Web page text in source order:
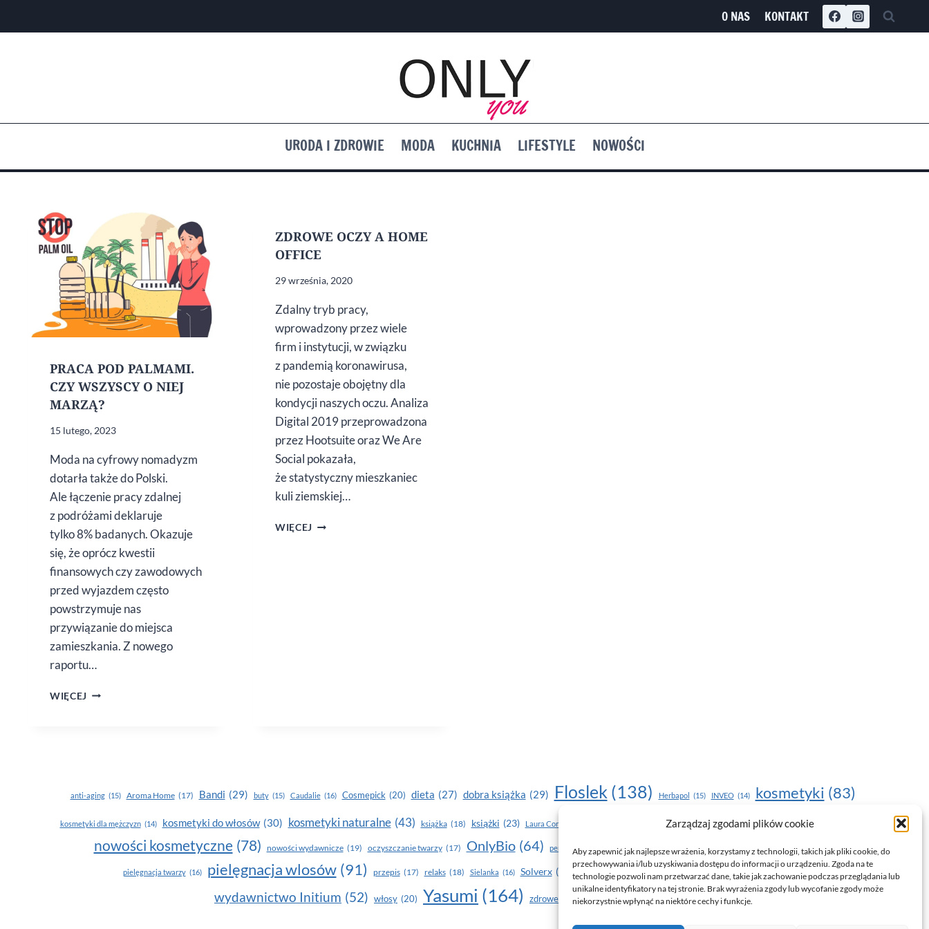
Zarządzaj zgodami plików cookie
Aby zapewnić jak najlepsze wrażenia, korzystamy z technologii, takich jak pliki cookie, do
przechowywania i/lub uzyskiwania dostępu do informacji o urządzeniu. Zgoda na te
technologie pozwoli nam przetwarzać dane, takie jak zachowanie podczas przeglądania lub
unikalne identyfikatory na tej stronie. Brak wyrażenia zgody lub wycofanie zgody może
niekorzystnie wpłynąć na niektóre cechy i funkcje.
O NAS KONTAKT
URODA I ZDROWIE MODA KUCHNIA LIFESTYLE NOWOŚCI
PRACA POD PALMAMI.
CZY WSZYSCY O NIEJ
MARZĄ?
15 lutego, 2023
Moda na cyfrowy nomadyzm
dotarła także do Polski.
Ale łączenie pracy zdalnej
z podróżami deklaruje
tylko 8% badanych. Okazuje
się, że oprócz kwestii
finansowych czy zawodowych
przed wyjazdem często
powstrzymuje nas
przywiązanie do miejsca
zamieszkania. Z nowego
raportu…
WIĘCEJ PRACA
ZDROWE OCZY A HOME
OFFICE
29 września, 2020
Zdalny tryb pracy,
wprowadzony przez wiele
firm i instytucji, w związku
z pandemią koronawirusa,
nie pozostaje obojętny dla
kondycji naszych oczu. Analiza
Digital 2019 przeprowadzona
przez Hootsuite oraz We Are
Social pokazała,
że statystyczny mieszkaniec
kuli ziemskiej…
WIĘCEJ ZDROWE
anti-aging (15) Aroma Home (17) Bandi (29) buty (15) Caudalie (16) Cosmepick (20) dieta (27) dobra książka (29) Floslek (138) Herbapol (15) INVEO (14) kosmetyki (83)
kosmetyki dla mężczyzn (14) kosmetyki do włosów (30) kosmetyki naturalne (43) książka (18) książki (23) Laura Conti moda(187) nawilżanie skóry (22)
nowości kosmetyczne (78) nowości wydawnicze (19) oczyszczanie twarzy (17) OnlyBio (64) perfumy pielegnacja skóry (24) pielęgnacja pielęgnacja dłoni (14)
pielęgnacja twarzy (16) pielęgnacja wlosów (91) przepis (17) relaks (18) Sielanka (16) Solverx (26) Stapiz (21) trendy (35) uroda (17) witamina C (24)
wydawnictwo Initium (52) włosy (20) Yasumi (164) zdrowe zęby (20) zdrowie(135)